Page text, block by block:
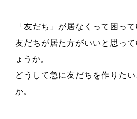
「友だち」が居なくって困っ
友だちが居た方がいいと思っ
ょうか。
どうして急に友だちを作りた
か。